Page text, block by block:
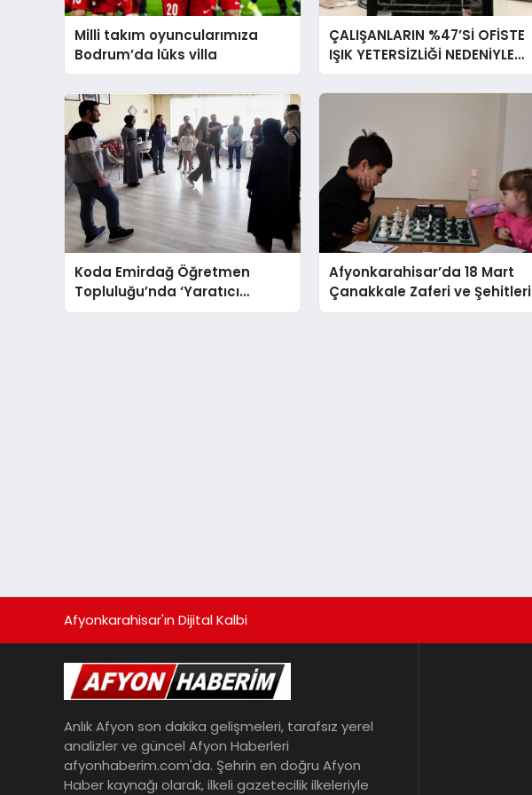
Milli takım oyuncularımıza
Bodrum’da lüks villa
ÇALIŞANLARIN %47’Sİ OFİSTE
IŞIK YETERSİZLİĞİ NEDENİYLE
YORGUN HİSSEDİYOR
Koda Emirdağ Öğretmen
Topluluğu’nda ‘Yaratıcı
Drama’ eğitimi gerçekleştirildi.
Afyonkarahisar’da 18 Mart
Çanakkale Zaferi ve Şehitleri
Anma Günü Satranç
Afyonkarahisar'ın Dijital Kalbi
Anlık Afyon son dakika gelişmeleri, tarafsız yerel
analizler ve güncel Afyon Haberleri
afyonhaberim.com'da. Şehrin en doğru Afyon
Haber kaynağı olarak, ilkeli gazetecilik ilkeleriyle